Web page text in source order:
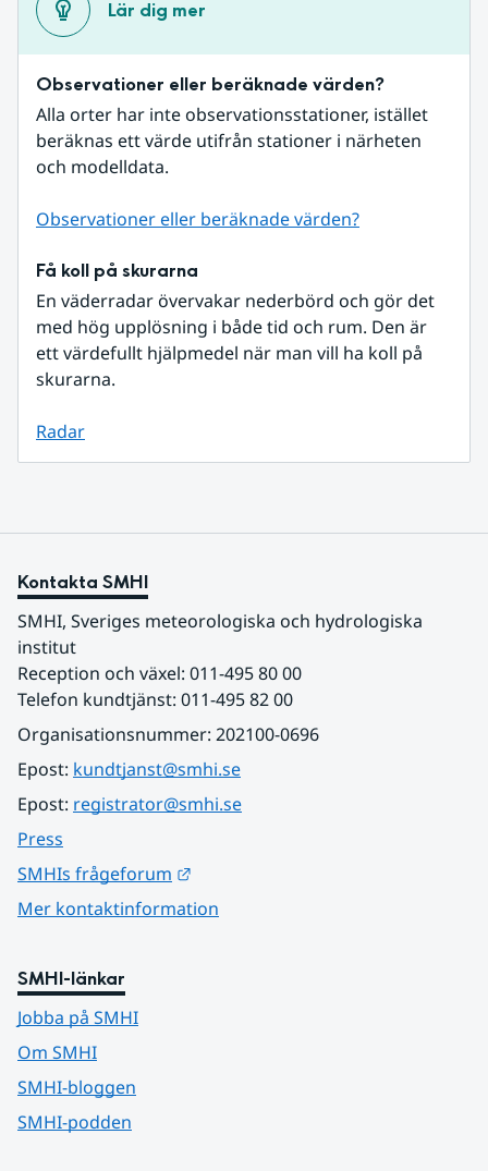
Lär dig mer
Observationer eller beräknade värden?
Alla orter har inte observationsstationer, istället
beräknas ett värde utifrån stationer i närheten
och modelldata.
Observationer eller beräknade värden?
Få koll på skurarna
En väderradar övervakar nederbörd och gör det
med hög upplösning i både tid och rum. Den är
ett värdefullt hjälpmedel när man vill ha koll på
skurarna.
Radar
Kontakta SMHI
SMHI, Sveriges meteorologiska och hydrologiska
institut
Reception och växel: 011-495 80 00
Telefon kundtjänst: 011-495 82 00
Organisationsnummer: 202100-0696
Epost: kundtjanst@smhi.se
Epost: registrator@smhi.se
Press
SMHIs frågeforum
Mer kontaktinformation
SMHI-länkar
Jobba på SMHI
Om SMHI
SMHI-bloggen
SMHI-podden